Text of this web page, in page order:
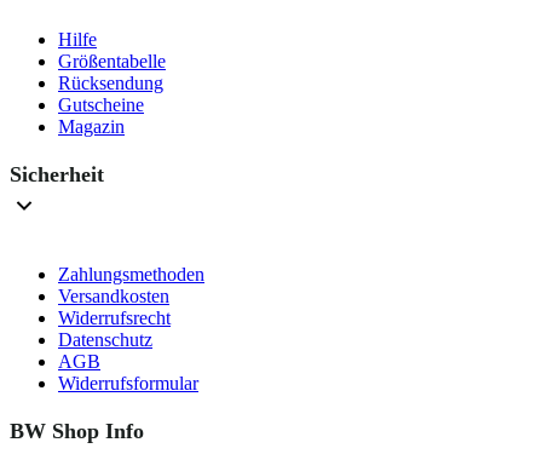
Hilfe
Größentabelle
Rücksendung
Gutscheine
Magazin
Sicherheit
Zahlungsmethoden
Versandkosten
Widerrufsrecht
Datenschutz
AGB
Widerrufsformular
BW Shop Info